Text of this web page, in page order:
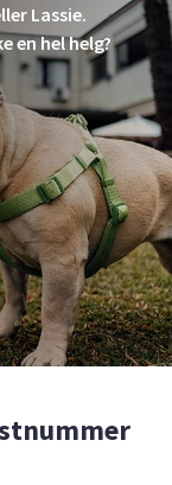
Lassie.
en hel helg?